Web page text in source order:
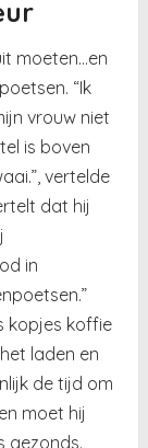
moeten…en
“Ik
vrouw niet
is boven
vertelde
dat hij
in
kopjes koffie
laden en
de tijd om
moet hij
gezonds.